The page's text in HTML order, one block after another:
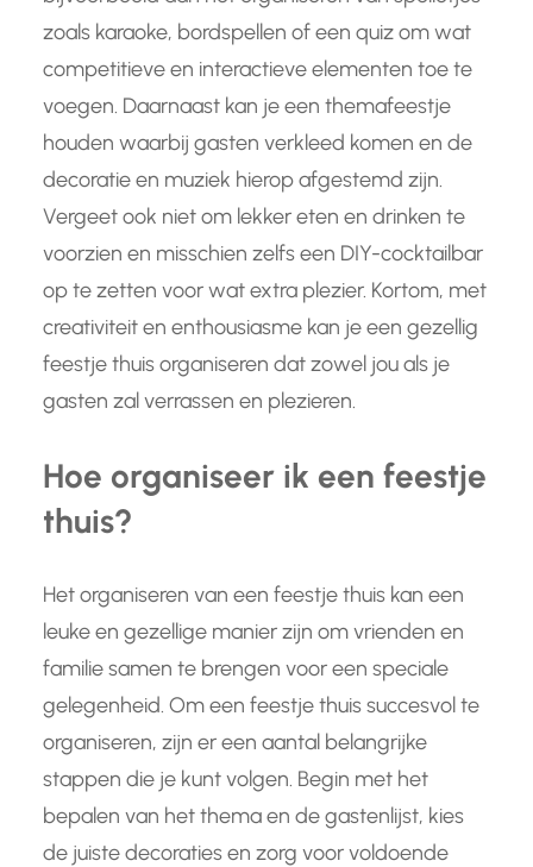
zoals karaoke, bordspellen of een quiz om wat
competitieve en interactieve elementen toe te
voegen. Daarnaast kan je een themafeestje
houden waarbij gasten verkleed komen en de
decoratie en muziek hierop afgestemd zijn.
Vergeet ook niet om lekker eten en drinken te
voorzien en misschien zelfs een DIY-cocktailbar
op te zetten voor wat extra plezier. Kortom, met
creativiteit en enthousiasme kan je een gezellig
feestje thuis organiseren dat zowel jou als je
gasten zal verrassen en plezieren.
Hoe organiseer ik een feestje
thuis?
Het organiseren van een feestje thuis kan een
leuke en gezellige manier zijn om vrienden en
familie samen te brengen voor een speciale
gelegenheid. Om een feestje thuis succesvol te
organiseren, zijn er een aantal belangrijke
stappen die je kunt volgen. Begin met het
bepalen van het thema en de gastenlijst, kies
de juiste decoraties en zorg voor voldoende